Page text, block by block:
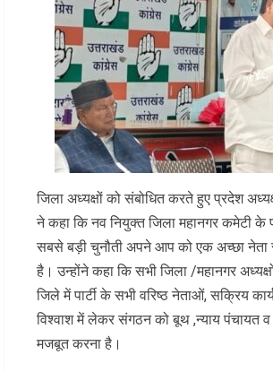
जिला अध्यक्षों को संबोधित करते हुए प्रदेश
ने कहा कि नव नियुक्त जिला महानगर कमेटी के
सबसे बड़ी चुनौती अपने आप को एक अच्छा नेता
है। उन्होंने कहा कि सभी जिला /महानगर
जिले में पार्टी के सभी वरिष्ठ नेताओं, सक्रिय
विश्वाश में लेकर संगठन को बूथ ,न्याय पंचायत
मजबूत करना है।